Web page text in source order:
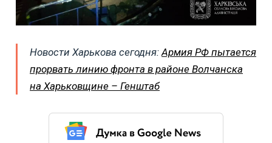
Новости Харькова сегодня: Армия РФ пытается
прорвать линию фронта в районе Волчанска
на Харьковщине – Генштаб